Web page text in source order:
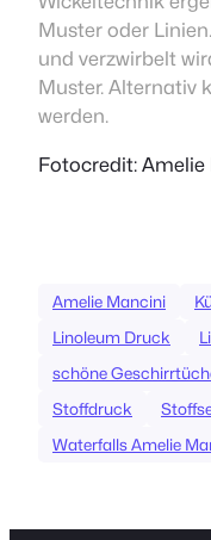
Muster oder
und verzwirbelt
Muster. Alternativ
werden.
Fotocredit:
Amelie Mancini
Linoleum Druck
schöne
Stoffdruck
Waterfalls Amelie